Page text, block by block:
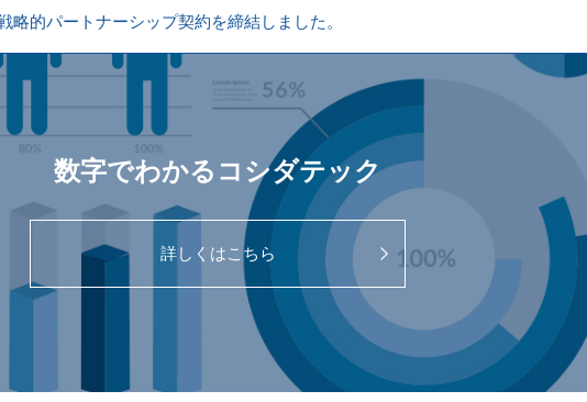
Art Gallery」を開催します。（8月7日～9日）
的パートナーシップ契約を締結しました。
OKAZAKIをオープンしました。
Agusta Motor S.p.A.」の日本正規輸入代理店に任命されました。
数字でわかるコシダテック
詳しくはこちら